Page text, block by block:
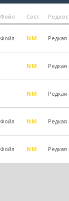
Фойл Сост.
Фойл NM Редкая
NM Редкая
NM Редкая
Фойл NM Редкая
Фойл NM Редкая